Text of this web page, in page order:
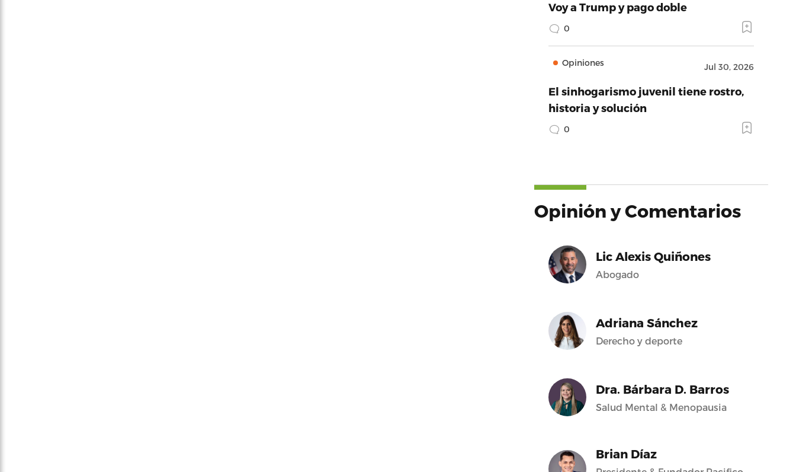
Voy a Trump y pago doble
0
Opiniones Jul 30, 2026
El sinhogarismo juvenil tiene rostro,
historia y solución
0
Opinión y Comentarios
Lic Alexis Quiñones
Abogado
Adriana Sánchez
Derecho y deporte
Dra. Bárbara D. Barros
Salud Mental & Menopausia
Brian Díaz